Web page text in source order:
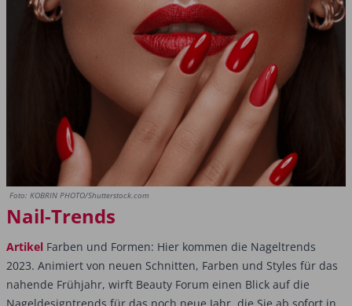
Foto: KOBRIN PHOTO/Shutterstock.com
Nail-Trends
Artikel Farben und Formen: Hier kommen die Nageltrends
2023. Animiert von neuen Schnitten, Farben und Styles für das
nahende Frühjahr, wirft Beauty Forum einen Blick auf die
Nageldesigntrends für das noch neue Jahr, die Sie ab sofort in